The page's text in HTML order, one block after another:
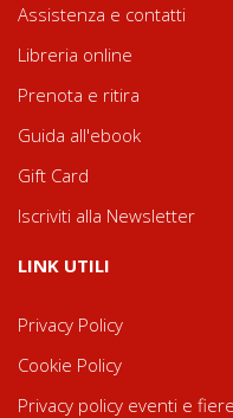
Assistenza e contatti
Libreria online
Prenota e ritira
Guida all'ebook
Gift Card
Iscriviti alla Newsletter
LINK UTILI
Privacy Policy
Cookie Policy
Privacy policy eventi e fiere